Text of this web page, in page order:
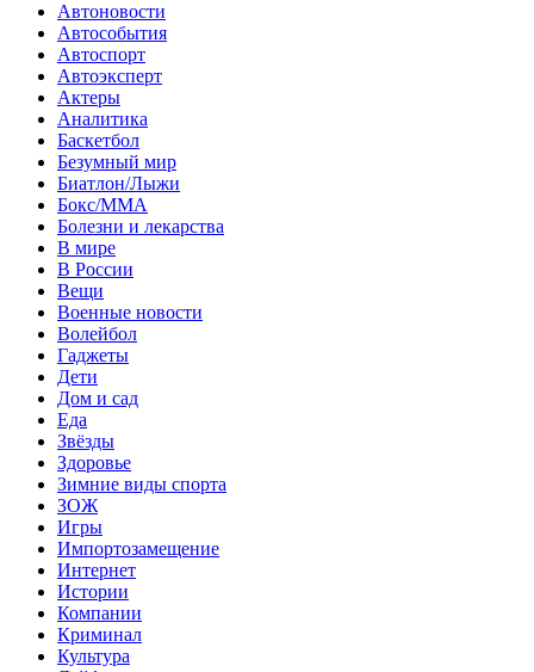
Автоновости
Автособытия
Автоспорт
Автоэксперт
Актеры
Аналитика
Баскетбол
Безумный мир
Биатлон/Лыжи
Бокс/MMA
Болезни и лекарства
В мире
В России
Вещи
Военные новости
Волейбол
Гаджеты
Дети
Дом и сад
Еда
Звёзды
Здоровье
Зимние виды спорта
ЗОЖ
Игры
Импортозамещение
Интернет
Истории
Компании
Криминал
Культура